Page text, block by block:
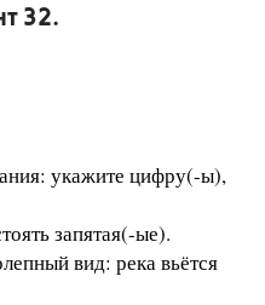
32.
укажите цифру(-ы),
запятая(-ые).
вид: река вьётся